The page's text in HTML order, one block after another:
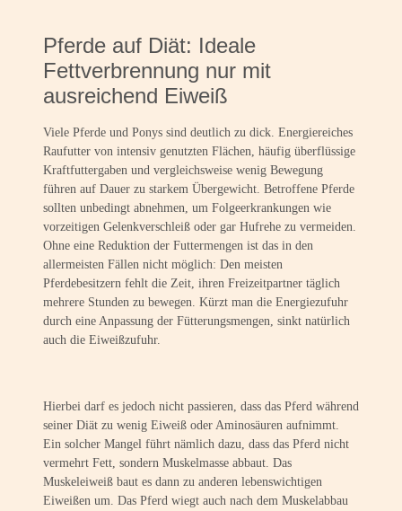
Pferde auf Diät: Ideale
Fettverbrennung nur mit
ausreichend Eiweiß
Viele Pferde und Ponys sind deutlich zu dick. Energiereiches
Raufutter von intensiv genutzten Flächen, häufig überflüssige
Kraftfuttergaben und vergleichsweise wenig Bewegung
führen auf Dauer zu starkem Übergewicht. Betroffene Pferde
sollten unbedingt abnehmen, um Folgeerkrankungen wie
vorzeitigen Gelenkverschleiß oder gar Hufrehe zu vermeiden.
Ohne eine Reduktion der Futtermengen ist das in den
allermeisten Fällen nicht möglich: Den meisten
Pferdebesitzern fehlt die Zeit, ihren Freizeitpartner täglich
mehrere Stunden zu bewegen. Kürzt man die Energiezufuhr
durch eine Anpassung der Fütterungsmengen, sinkt natürlich
auch die Eiweißzufuhr.
Hierbei darf es jedoch nicht passieren, dass das Pferd während
seiner Diät zu wenig Eiweiß oder Aminosäuren aufnimmt.
Ein solcher Mangel führt nämlich dazu, dass das Pferd nicht
vermehrt Fett, sondern Muskelmasse abbaut. Das
Muskeleiweiß baut es dann zu anderen lebenswichtigen
Eiweißen um. Das Pferd wiegt auch nach dem Muskelabbau